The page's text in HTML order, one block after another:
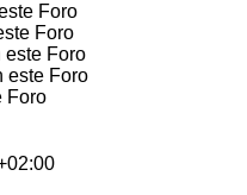
Foro
Foro
este Foro
este Foro
Foro